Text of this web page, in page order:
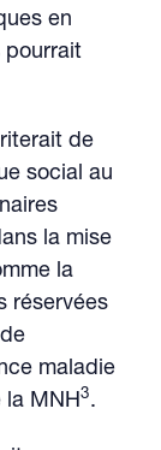
en
pourrait
de
social au
la mise
la
réservées
maladie
la MNH3.